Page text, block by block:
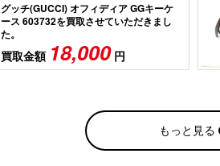
グッチ(GUCCI) オフィディア GGキーケ
ース 603732を買取させていただきまし
た。
買取金額 18,000円
もっと見る